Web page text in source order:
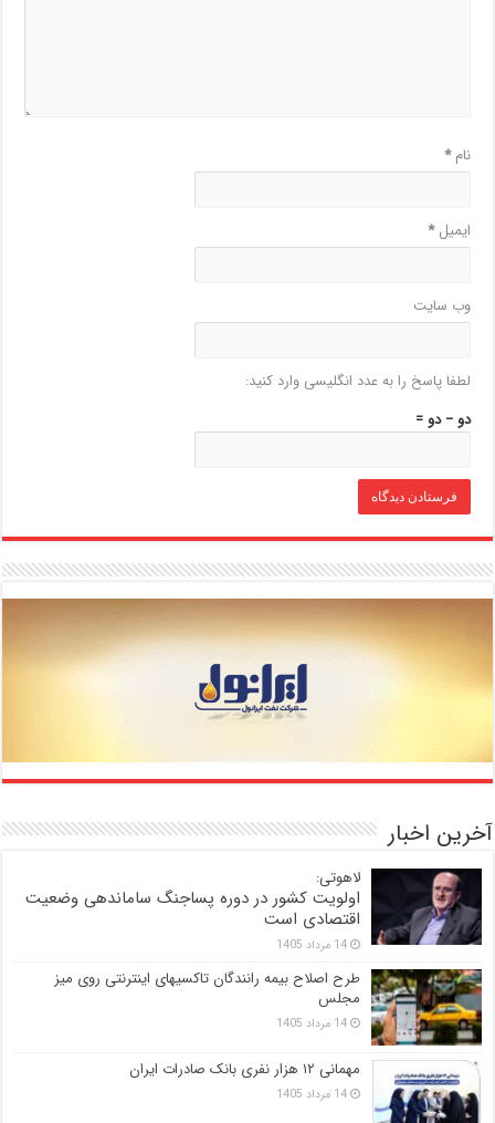
نام*
ایمیل*
وب‌ سایت
لطفا پاسخ را به عدد انگلیسی وارد کنید:
دو − دو =
آخرین اخبار
لاهوتی:
اولویت کشور در دوره پساجنگ ساماندهی وضعیت
اقتصادی است
14 مرداد 1405
طرح اصلاح بیمه رانندگان تاکسیهای اینترنتی روی میز
مجلس
14 مرداد 1405
مهمانی ۱۲ هزار نفری بانک صادرات ایران
14 مرداد 1405